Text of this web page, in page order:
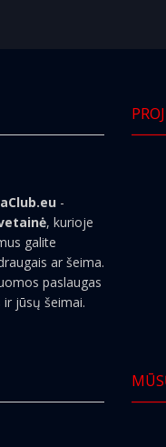
-
, kurioje
galite
ar šeima.
paslaugas
ir jūsų šeimai.